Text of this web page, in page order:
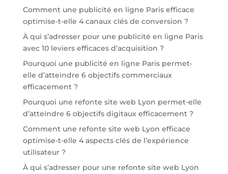
Comment une publicité en ligne Paris efficace
optimise-t-elle 4 canaux clés de conversion ?
À qui s’adresser pour une publicité en ligne Paris
avec 10 leviers efficaces d’acquisition ?
Pourquoi une publicité en ligne Paris permet-
elle d’atteindre 6 objectifs commerciaux
efficacement ?
Pourquoi une refonte site web Lyon permet-elle
d’atteindre 6 objectifs digitaux efficacement ?
Comment une refonte site web Lyon efficace
optimise-t-elle 4 aspects clés de l’expérience
utilisateur ?
À qui s’adresser pour une refonte site web Lyon